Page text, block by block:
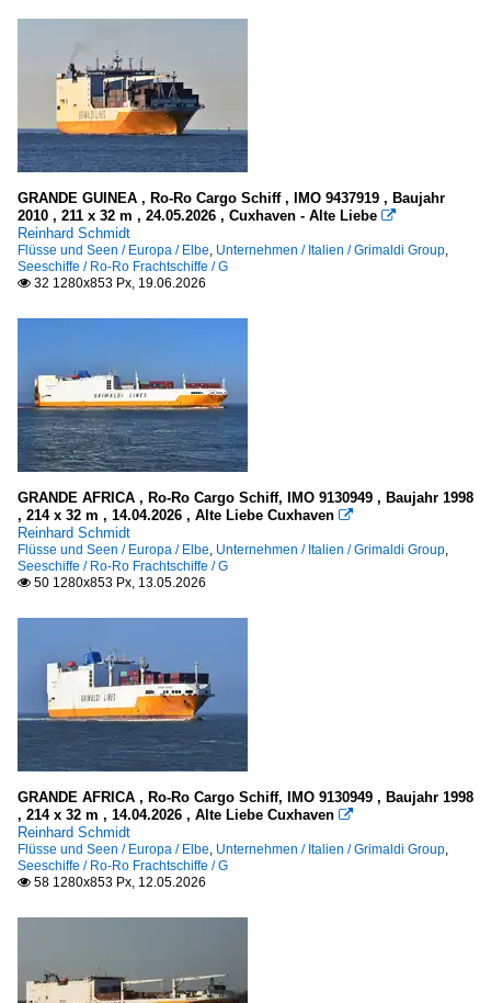
.Name unbekannt bzw. mehrere
G
R
Containerschiffe
A
G
C
E
F
G
N
P - Q
R
Ro-Ro Frachtschiffe
A
E
F
Sonstiges
Flaggen, Schornsteinmarken
Schornsteinmarken - funnels
2024
2025
2026
GRANDE GUINEA , Ro-Ro Cargo Schiff , IMO 9437919 , Baujahr
2010 , 211 x 32 m , 24.05.2026 , Cuxhaven - Alte Liebe 
Reinhard Schmidt
Flüsse und Seen / Europa / Elbe, Unternehmen / Italien / Grimaldi Group,
Seeschiffe / Ro-Ro Frachtschiffe / G
 32 1280x853 Px, 19.06.2026
GRANDE AFRICA , Ro-Ro Cargo Schiff, IMO 9130949 , Baujahr 1998
, 214 x 32 m , 14.04.2026 , Alte Liebe Cuxhaven 
Reinhard Schmidt
Flüsse und Seen / Europa / Elbe, Unternehmen / Italien / Grimaldi Group,
Seeschiffe / Ro-Ro Frachtschiffe / G
 50 1280x853 Px, 13.05.2026
GRANDE AFRICA , Ro-Ro Cargo Schiff, IMO 9130949 , Baujahr 1998
, 214 x 32 m , 14.04.2026 , Alte Liebe Cuxhaven 
Reinhard Schmidt
Flüsse und Seen / Europa / Elbe, Unternehmen / Italien / Grimaldi Group,
Seeschiffe / Ro-Ro Frachtschiffe / G
 58 1280x853 Px, 12.05.2026